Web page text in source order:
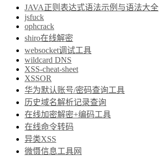
JAVA正则表达式语法示例与语法大全
jsfuck
ophcrack
shiro在线解密
websocket调试工具
wildcard DNS
XSS-cheat-sheet
XSSOR
华为默认账号/密码查询工具
历史域名解析记录查询
在线加密解密+编码工具
在线命令转码
异类XSS
微慑信息工具网